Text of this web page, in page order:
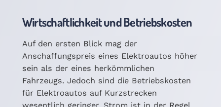
Wirtschaftlichkeit und Betriebskosten
Auf den ersten Blick mag der
Anschaffungspreis eines Elektroautos höher
sein als der eines herkömmlichen
Fahrzeugs. Jedoch sind die Betriebskosten
für Elektroautos auf Kurzstrecken
wesentlich geringer. Strom ist in der Regel